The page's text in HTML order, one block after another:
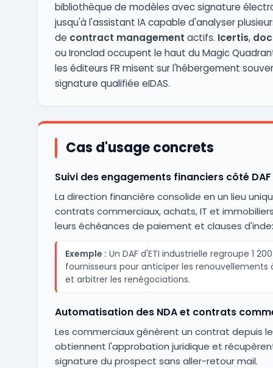
bibliothèque de modèles avec signature
jusqu'à l'assistant IA capable d'analyser
de contract management actifs. Icertis,
ou Ironclad occupent le haut du Magic
les éditeurs FR misent sur l'hébergement
signature qualifiée eIDAS.
Cas d'usage concrets
Suivi des engagements financiers côté DAF
La direction financière consolide en un lieu
contrats commerciaux, achats, IT et
leurs échéances de paiement et clauses
Exemple : Un DAF d'ETI industrielle regroupe 1
fournisseurs pour anticiper les renouvellements
et arbitrer les renégociations.
Automatisation des NDA et contrats
Les commerciaux génèrent un contrat depuis le
obtiennent l'approbation juridique et
signature du prospect sans aller-retour mail.